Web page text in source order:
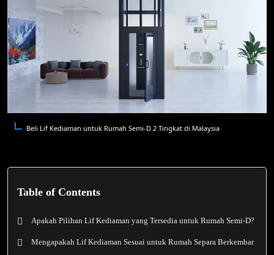
Beli Lif Kediaman untuk Rumah Semi-D 2 Tingkat di Malaysia
Table of Contents
Apakah Pilihan Lif Kediaman yang Tersedia untuk Rumah Semi-D?
Mengapakah Lif Kediaman Sesuai untuk Rumah Separa Berkembar